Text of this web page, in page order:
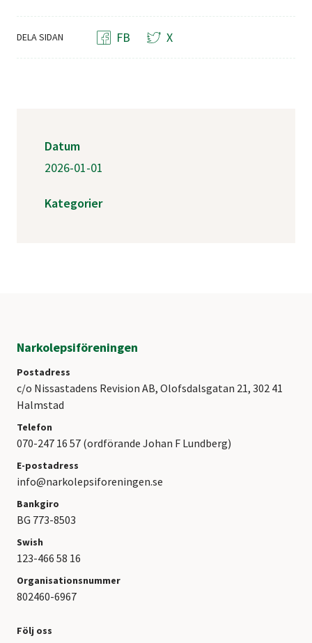
DELA SIDAN FB X
Datum
2026-01-01
Kategorier
Narkolepsiföreningen
Postadress
c/o Nissastadens Revision AB, Olofsdalsgatan 21, 302 41
Halmstad
Telefon
070-247 16 57 (ordförande Johan F Lundberg)
E-postadress
info@narkolepsiforeningen.se
Bankgiro
BG 773-8503
Swish
123-466 58 16
Organisationsnummer
802460-6967
Följ oss